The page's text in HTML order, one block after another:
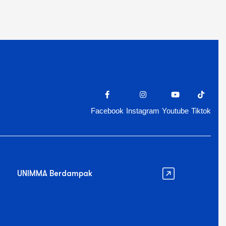
Facebook Instagram Youtube Tiktok
UNIMMA Berdampak